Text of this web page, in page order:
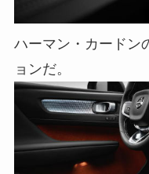
ハーマン・カードン
ョンだ。